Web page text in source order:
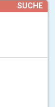
SUCHE